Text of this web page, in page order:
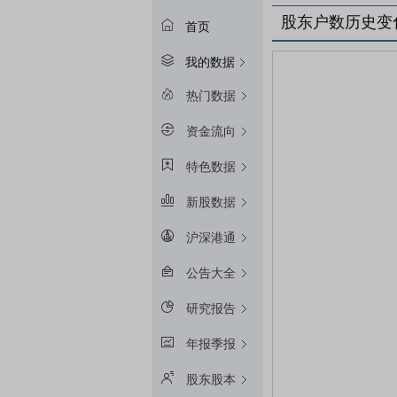
首页
我的数据
热门数据
资金流向
特色数据
新股数据
沪深港通
公告大全
研究报告
年报季报
股东股本
股东户数历史